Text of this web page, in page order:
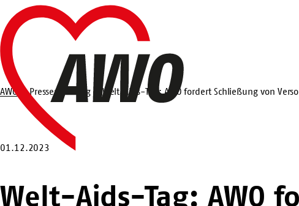
Zum
Hauptinhalt
springen
Startseite
Suche
AWO Pressemeldung Welt-Aids-Tag: AWO fordert Schließung von
01.12.2023
Welt-Aids-Tag: AWO